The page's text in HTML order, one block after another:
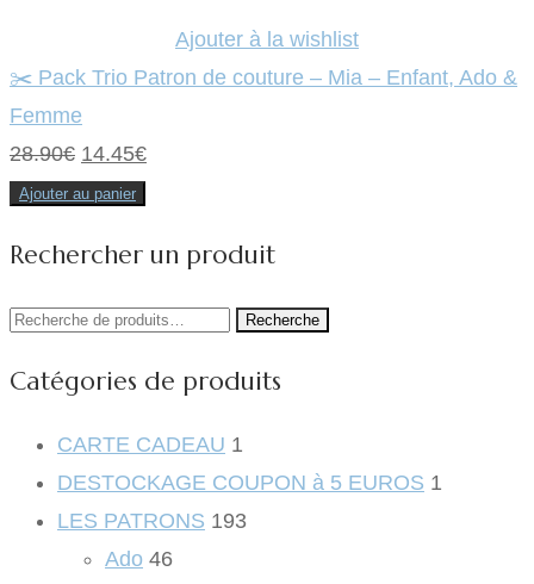
Ajouter à la wishlist
✂️ Pack Trio Patron de couture – Mia – Enfant, Ado &
Femme
28.90€ Le
prix
était :
28.90€.
14.45€Le
est :
14.45€.
Ajouter au panier
Rechercher un produit
Recherche
Recherche
Catégories de produits
CARTE CADEAU 1
DESTOCKAGE COUPON à 5 EUROS 1
LES PATRONS 193
Ado 46